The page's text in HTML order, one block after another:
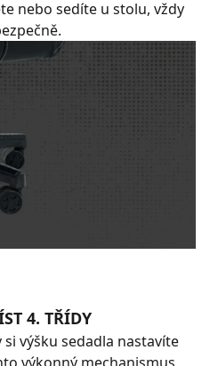
nebo sedíte u stolu, vždy
4. TŘÍDY
výšku sedadla nastavíte